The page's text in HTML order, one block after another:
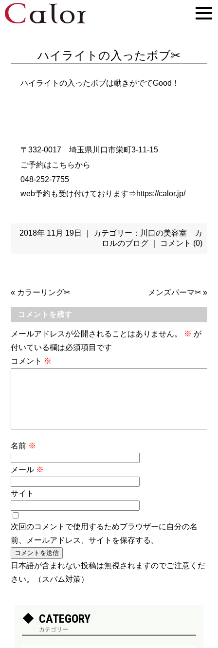
ハイライトの入ったボブ✂
ハイライトの入ったボブは動きがでてGood！
〒332-0017 埼玉県川口市栄町3-11-15
ご予約はこちらから
048-252-7755
web予約も受け付けております⇒https://calor.jp/
2018年 11月 19日 ｜ カテゴリー： 川口の美容室 カ
ロルのブログ｜ コメント (0)
« カラーリング✂ メンズパーマ✂»
コメントを残す
メールアドレスが公開されることはありません。 ※ が
付いている欄は必須項目です
コメント ※
名前 ※
メール ※
サイト
次回のコメントで使用するためブラウザーに自分の名
前、メールアドレス、サイトを保存する。
日本語が含まれない投稿は無視されますのでご注意くだ
さい。（スパム対策）
CATEGORY
カテゴリー